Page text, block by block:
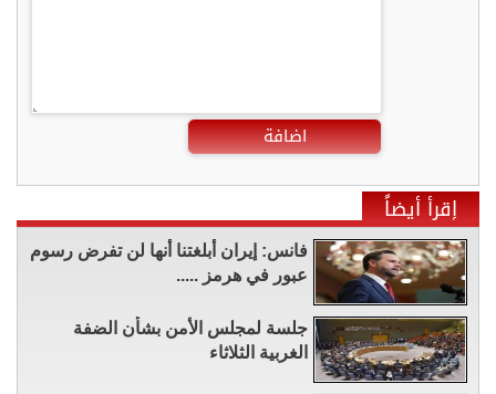
اضافة
إقرأ أيضاً
فانس: إيران أبلغتنا أنها لن تفرض رسوم
عبور في هرمز .....
جلسة لمجلس الأمن بشأن الضفة
الغربية الثلاثاء